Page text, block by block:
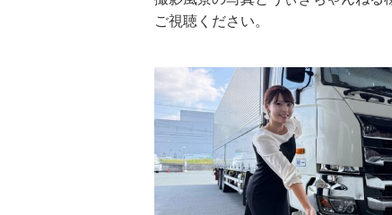
ご視聴ください。